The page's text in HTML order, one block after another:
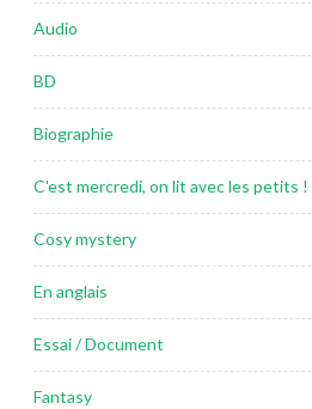
Audio
BD
Biographie
C'est mercredi, on lit avec les petits !
Cosy mystery
En anglais
Essai / Document
Fantasy